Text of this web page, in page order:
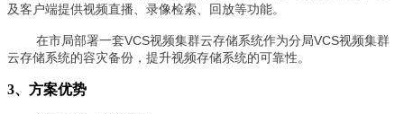
及客户端提供视频直播、录像检索、回放等功能。
在市局部署一套VCS视频集群云存储系统作为分局VCS视频集群
云存储系统的容灾备份，提升视频存储系统的可靠性。
3、方案优势